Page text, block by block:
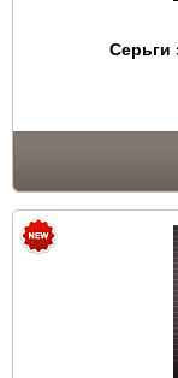
Серьги